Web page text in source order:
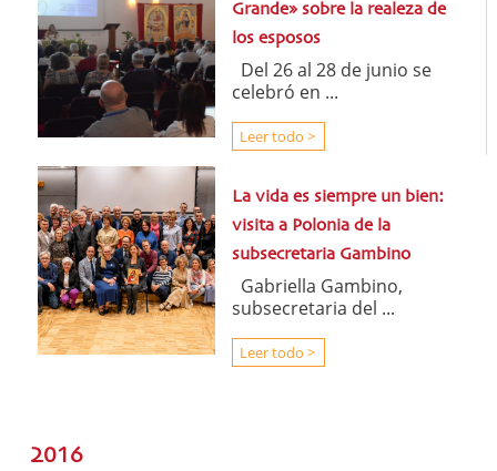
Grande» sobre la realeza de
los esposos
Del 26 al 28 de junio se
celebró en ...
Leer todo >
La vida es siempre un bien:
visita a Polonia de la
subsecretaria Gambino
Gabriella Gambino,
subsecretaria del ...
Leer todo >
2016